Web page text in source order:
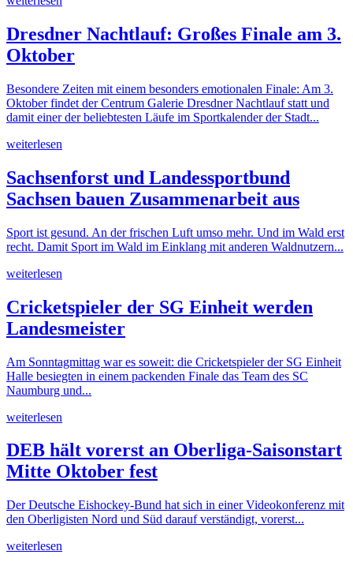
Dresdner Nachtlauf: Großes Finale am 3.
Oktober
Besondere Zeiten mit einem besonders emotionalen Finale: Am 3.
Oktober findet der Centrum Galerie Dresdner Nachtlauf statt und
damit einer der beliebtesten Läufe im Sportkalender der Stadt...
weiterlesen
Sachsenforst und Landessportbund
Sachsen bauen Zusammenarbeit aus
Sport ist gesund. An der frischen Luft umso mehr. Und im Wald erst
recht. Damit Sport im Wald im Einklang mit anderen Waldnutzern...
weiterlesen
Cricketspieler der SG Einheit werden
Landesmeister
Am Sonntagmittag war es soweit: die Cricketspieler der SG Einheit
Halle besiegten in einem packenden Finale das Team des SC
Naumburg und...
weiterlesen
DEB hält vorerst an Oberliga-Saisonstart
Mitte Oktober fest
Der Deutsche Eishockey-Bund hat sich in einer Videokonferenz mit
den Oberligisten Nord und Süd darauf verständigt, vorerst...
weiterlesen